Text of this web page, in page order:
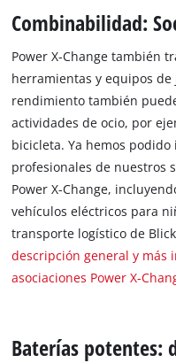
Combinabilidad:
Power X-Change también
herramientas y equipos
rendimiento también
actividades de ocio, por
bicicleta. Ya hemos
profesionales de nuestros
Power X-Change,
vehículos eléctricos para
transporte logístico de
descripción general y más
asociaciones Power X-
Baterías potentes: